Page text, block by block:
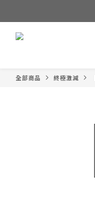
全部商品 終極激減